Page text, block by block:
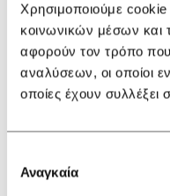
Χρησιμοποιούμε cookie
κοινωνικών μέσων και
αφορούν τον τρόπο που
αναλύσεων, οι οποίοι
οποίες έχουν
συγκατάθεσης
Αναγκαία